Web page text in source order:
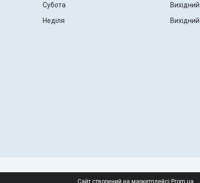
Субота
Вихідний
Неділя
Вихідний